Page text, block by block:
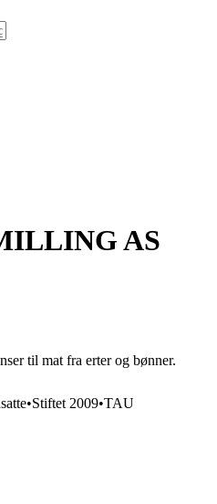
AS
til mat fra erter og bønner.
•Stiftet 2009•TAU